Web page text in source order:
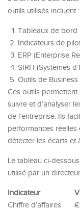
outils utilisés incluent :
Tableaux de bord
Indicateurs de
ERP (Enterprise
SIRH (Systèmes
Outils de
Ces outils
suivre et d’analyser
de l’entreprise. Ils
performances réelles
détecter les écarts et
Le tableau ci-
utilisé par un
Indicateur
Chiffre d’affaires